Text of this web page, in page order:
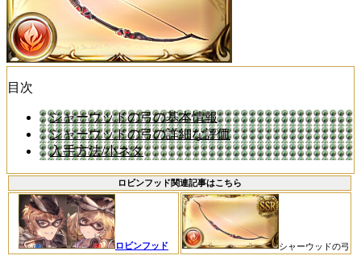
目次
シャーウッドの弓の基本情報
シャーウッドの弓の詳細な評価
入手方法/小ネタ
ロビンフッド関連記事はこちら
ロビンフッド シャーウッドの弓